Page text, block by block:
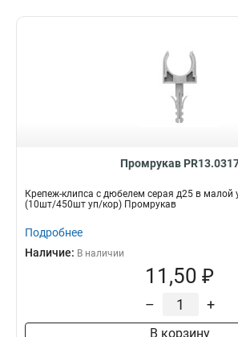
Промрукав
Крепеж-клипса с дюбелем серая д25 в малой
(10шт/450шт уп/кор) Промрукав
Подробнее
Наличие: В наличии
11,50 ₽
– +
В корзину